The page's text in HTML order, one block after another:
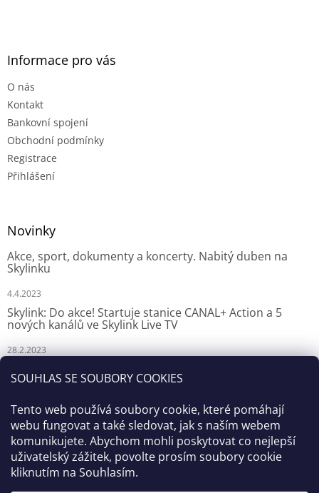
SOUHLAS SE SOUBORY COOKIES
Tento web používá soubory cookie, které pomáhají
webu fungovat a také sledovat, jak s naším webem
komunikujete. Abychom mohli poskytovat co nejlepší
uživatelský zážitek, povolte prosím soubory cookie
kliknutím na Souhlasím.
Informace pro vás
O nás
Kontakt
Bankovní spojení
Obchodní podmínky
Registrace
Přihlášení
Novinky
Akce, sport, dokumenty a koncerty. Nabitý duben na
Skylinku
4.4.2023
Skylink: Do akce! Startuje stanice CANAL+ Action a 5
nových kanálů ve Skylink Live TV
28.2.2023